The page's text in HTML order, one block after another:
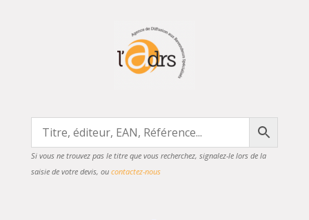
Si vous ne trouvez pas le titre que vous recherchez, signalez-le lors de la
saisie de votre devis, ou contactez-nous